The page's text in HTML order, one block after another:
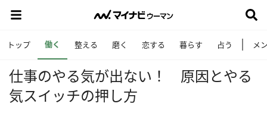
トップ 働く 整える 磨く 恋する 暮らす 占う メ
仕事のやる気が出ない！ 原因とやる
気スイッチの押し方